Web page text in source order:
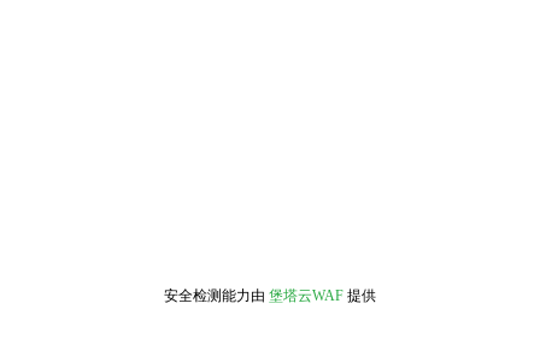
安全检测能力由 堡塔云WAF 提供